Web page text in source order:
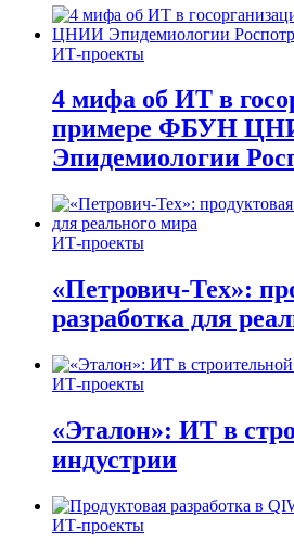
ИТ-проекты
4 мифа об ИТ в
примере ФБУН
Эпидемиологии
ИТ-проекты
«Петрович-Тех»:
разработка для
ИТ-проекты
«Эталон»: ИТ в
индустрии
ИТ-проекты